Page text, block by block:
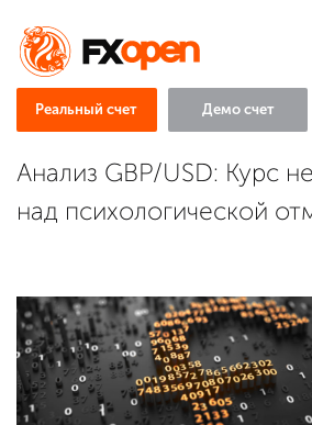
Реальный счет Демо счет
Анализ GBP/USD: Курс
над психологической